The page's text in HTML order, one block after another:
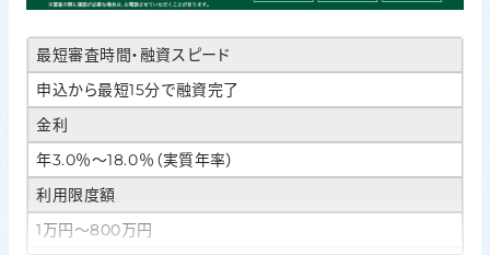
最短審査時間・融資スピード
申込から最短15分で融資完了
金利
年3.0％〜18.0％（実質年率）
利用限度額
1万円〜800万円